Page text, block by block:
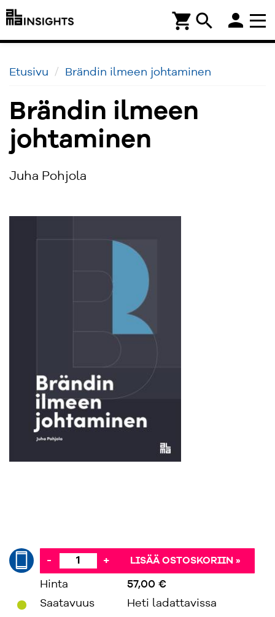
search
shopping_cart person
Etusivu Brändin ilmeen johtaminen
Brändin ilmeen
johtaminen
Juha Pohjola
- + LISÄÄ OSTOSKORIIN »
Hinta
57,00 €
Saatavuus
Heti ladattavissa